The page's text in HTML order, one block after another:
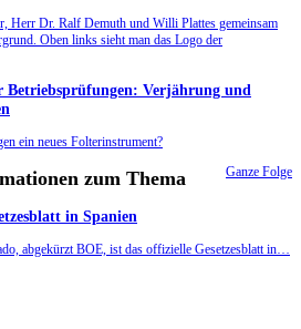
Betriebsprüfungen: Verjährung und
ein neues Folterinstrument?
Ganze Folge
zum Thema
in Spanien
abgekürzt BOE, ist das offizielle Gesetzesblatt in…